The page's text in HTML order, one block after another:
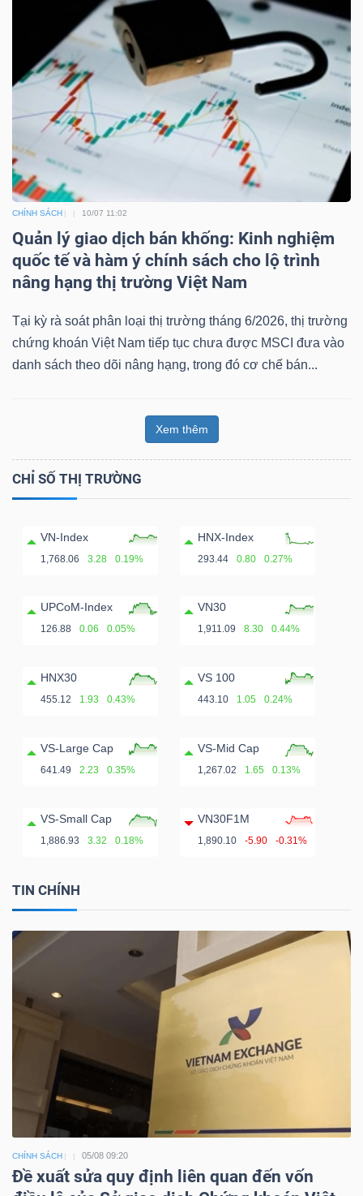
CHÍNH SÁCH 10/07 11:02
Quản lý giao dịch bán khống: Kinh nghiệm
quốc tế và hàm ý chính sách cho lộ trình
nâng hạng thị trường Việt Nam
Tại kỳ rà soát phân loại thị trường tháng 6/2026, thị trường
chứng khoán Việt Nam tiếp tục chưa được MSCI đưa vào
danh sách theo dõi nâng hạng, trong đó cơ chế bán...
Xem thêm
CHỈ SỐ THỊ TRƯỜNG
VN-Index
1,768.06 3.28 0.19%
HNX-Index
293.44 0.80 0.27%
UPCoM-Index
126.88 0.06 0.05%
VN30
1,911.09 8.30 0.44%
HNX30
455.12 1.93 0.43%
VS 100
443.10 1.05 0.24%
VS-Large Cap
641.49 2.23 0.35%
VS-Mid Cap
1,267.02 1.65 0.13%
VS-Small Cap
1,886.93 3.32 0.18%
VN30F1M
1,890.10 -5.90 -0.31%
TIN CHÍNH
CHÍNH SÁCH 05/08 09:20
Đề xuất sửa quy định liên quan đến vốn